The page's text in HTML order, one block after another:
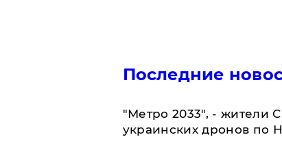
Последние
"Метро 2033", - жители
украинских дронов по